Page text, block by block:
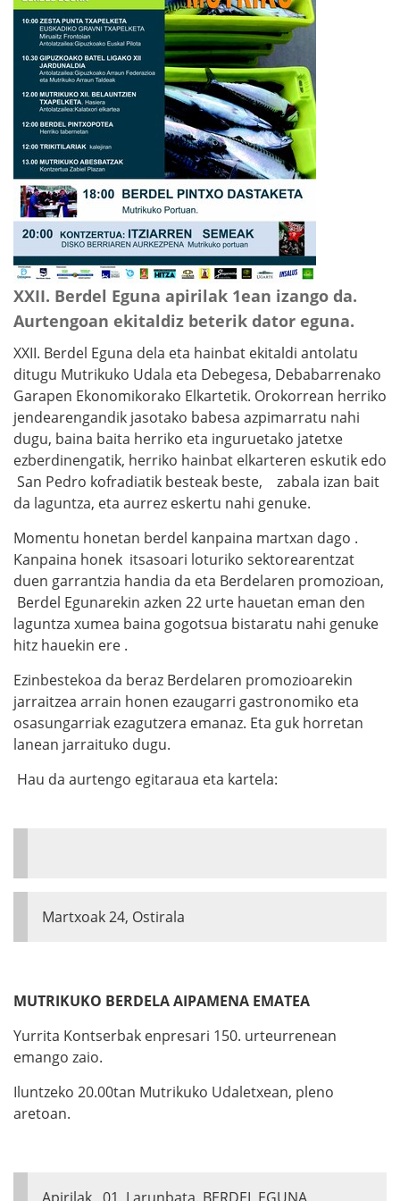
XXII. Berdel Eguna apirilak 1ean izango da.
Aurtengoan ekitaldiz beterik dator eguna.
XXII. Berdel Eguna dela eta hainbat ekitaldi antolatu
ditugu Mutrikuko Udala eta Debegesa, Debabarrenako
Garapen Ekonomikorako Elkartetik. Orokorrean herriko
jendearengandik jasotako babesa azpimarratu nahi
dugu, baina baita herriko eta inguruetako jatetxe
ezberdinengatik, herriko hainbat elkarteren eskutik edo
San Pedro kofradiatik besteak beste, zabala izan bait
da laguntza, eta aurrez eskertu nahi genuke.
Momentu honetan berdel kanpaina martxan dago .
Kanpaina honek itsasoari loturiko sektorearentzat
duen garrantzia handia da eta Berdelaren promozioan,
Berdel Egunarekin azken 22 urte hauetan eman den
laguntza xumea baina gogotsua bistaratu nahi genuke
hitz hauekin ere .
Ezinbestekoa da beraz Berdelaren promozioarekin
jarraitzea arrain honen ezaugarri gastronomiko eta
osasungarriak ezagutzera emanaz. Eta guk horretan
lanean jarraituko dugu.
Hau da aurtengo egitaraua eta kartela:
Martxoak 24, Ostirala
MUTRIKUKO BERDELA AIPAMENA EMATEA
Yurrita Kontserbak enpresari 150. urteurrenean
emango zaio.
Iluntzeko 20.00tan Mutrikuko Udaletxean, pleno
aretoan.